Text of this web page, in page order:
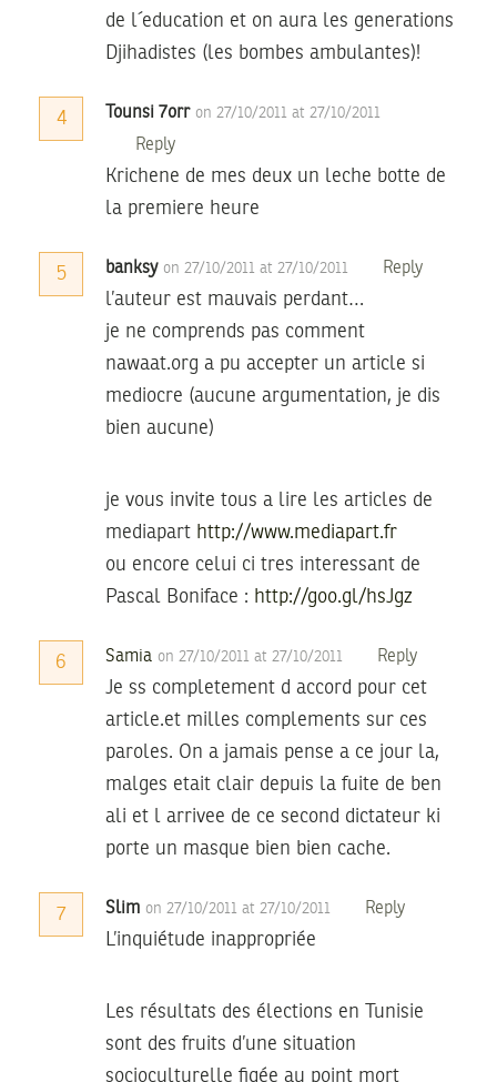
de l´education et on aura les generations
Djihadistes (les bombes ambulantes)!
4 Tounsi 7orr on 27/10/2011 at 27/10/2011
Reply
Krichene de mes deux un leche botte de
la premiere heure
5 banksy on 27/10/2011 at 27/10/2011 Reply
l’auteur est mauvais perdant…
je ne comprends pas comment
nawaat.org a pu accepter un article si
mediocre (aucune argumentation, je dis
bien aucune)
je vous invite tous a lire les articles de
mediapart http://www.mediapart.fr
ou encore celui ci tres interessant de
Pascal Boniface : http://goo.gl/hsJgz
6 Samia on 27/10/2011 at 27/10/2011 Reply
Je ss completement d accord pour cet
article.et milles complements sur ces
paroles. On a jamais pense a ce jour la,
malges etait clair depuis la fuite de ben
ali et l arrivee de ce second dictateur ki
porte un masque bien bien cache.
7 Slim on 27/10/2011 at 27/10/2011 Reply
L’inquiétude inappropriée
Les résultats des élections en Tunisie
sont des fruits d’une situation
socioculturelle figée au point mort